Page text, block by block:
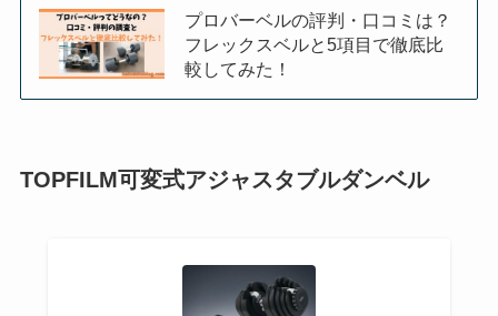
プロバーベルの評判・口コミは？
フレックスベルと5項目で徹底比
較してみた！
TOPFILM可変式アジャスタブルダンベル